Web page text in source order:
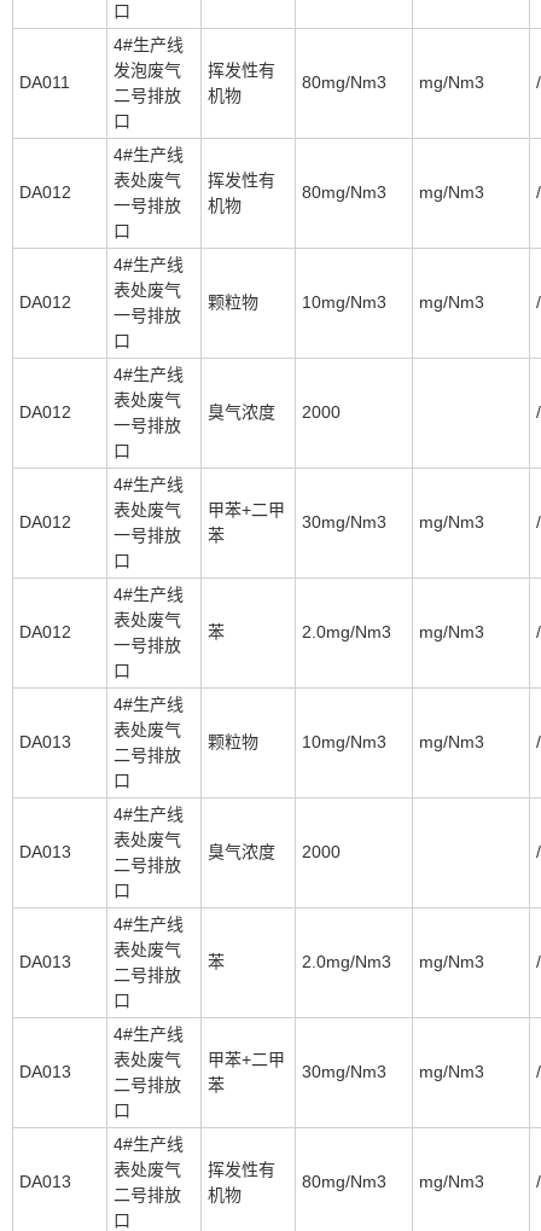
口
DA011
4#生产线
发泡废气
二号排放
口
挥发性有
机物
80mg/Nm3 mg/Nm3 /
DA012
4#生产线
表处废气
一号排放
口
挥发性有
机物
80mg/Nm3 mg/Nm3 /
DA012
4#生产线
表处废气
一号排放
口
颗粒物 10mg/Nm3 mg/Nm3 /
DA012
4#生产线
表处废气
一号排放
口
臭气浓度 2000 /
DA012
4#生产线
表处废气
一号排放
口
甲苯+二甲
苯
30mg/Nm3 mg/Nm3 /
DA012
4#生产线
表处废气
一号排放
口
苯 2.0mg/Nm3 mg/Nm3 /
DA013
4#生产线
表处废气
二号排放
口
颗粒物 10mg/Nm3 mg/Nm3 /
DA013
4#生产线
表处废气
二号排放
口
臭气浓度 2000 /
DA013
4#生产线
表处废气
二号排放
口
苯 2.0mg/Nm3 mg/Nm3 /
DA013
4#生产线
表处废气
二号排放
口
甲苯+二甲
苯
30mg/Nm3 mg/Nm3 /
DA013
4#生产线
表处废气
二号排放
口
挥发性有
机物
80mg/Nm3 mg/Nm3 /